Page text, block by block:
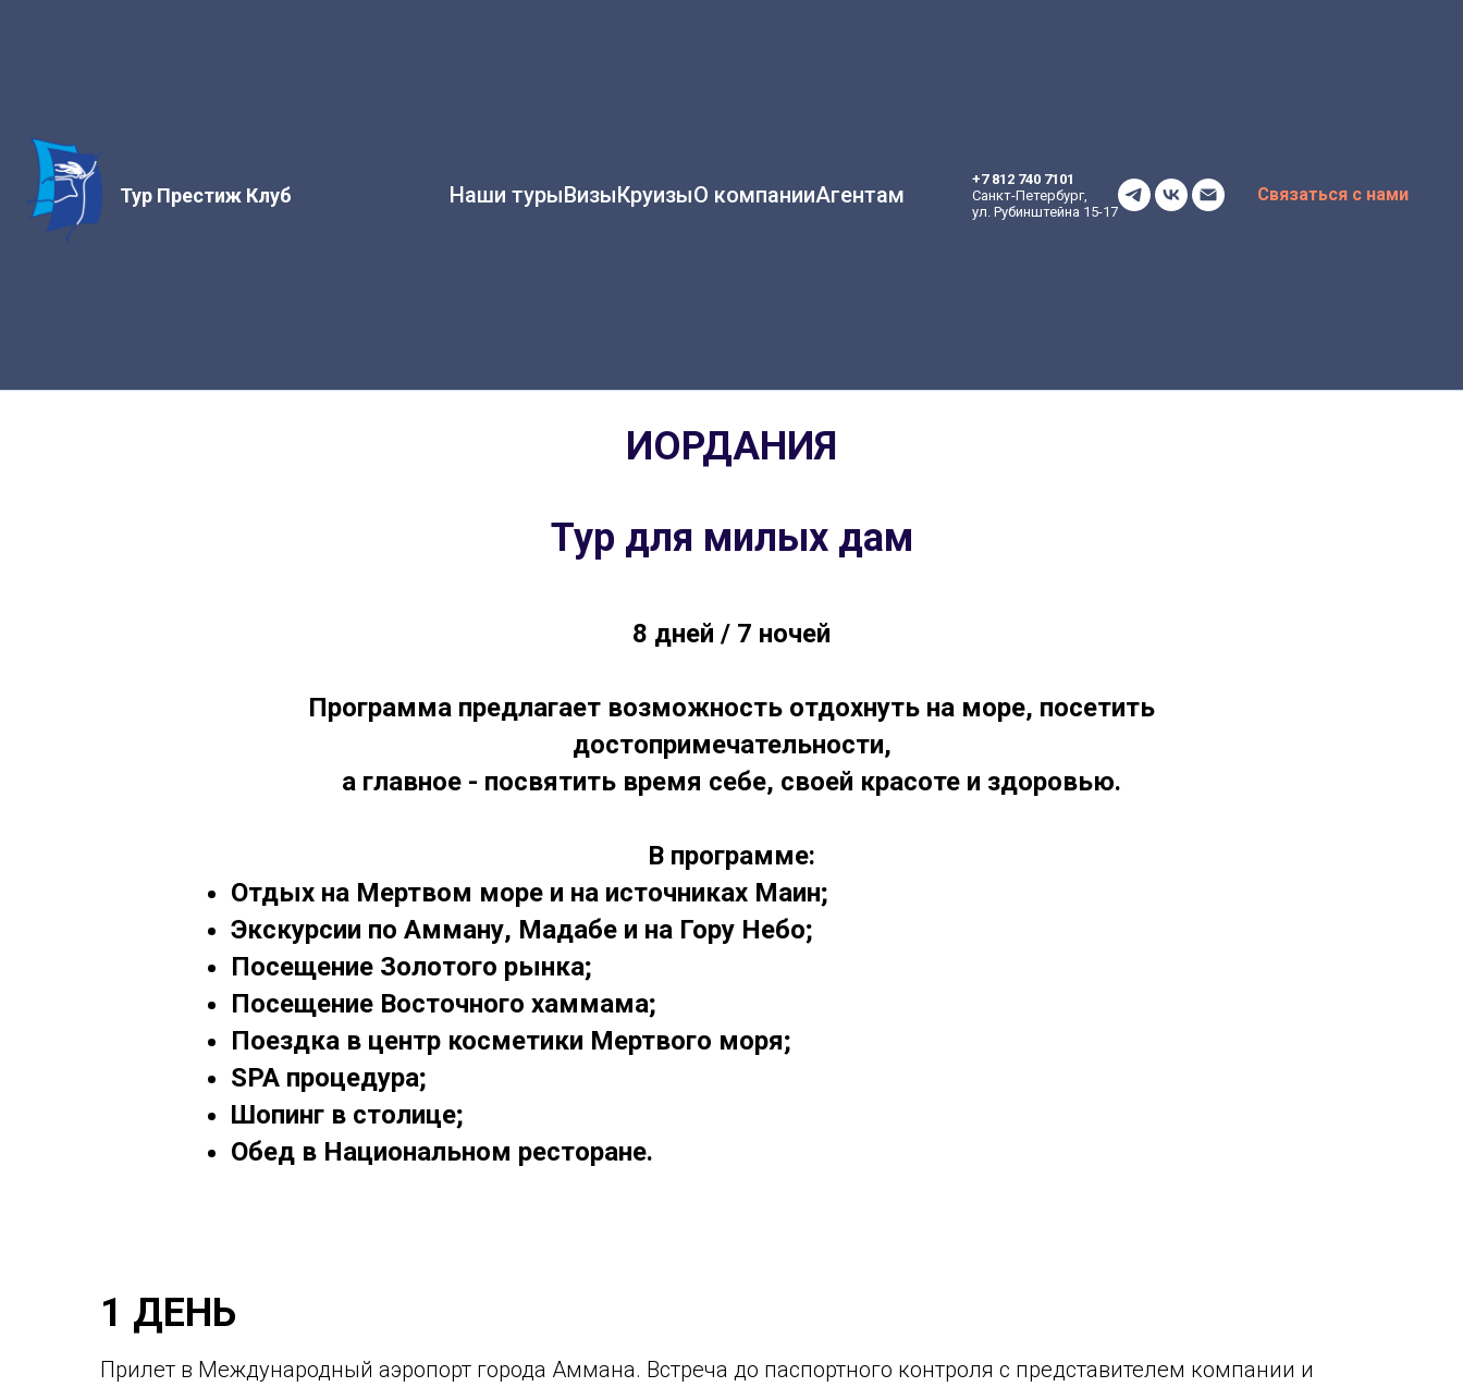
Тур Престиж Клуб Наши турыВизыКруизыО компанииАгентам
+7 812 740 7101
Санкт-Петербург,
ул. Рубинштейна 15-17
Связаться с нами
ИОРДАНИЯ
Тур для милых дам
8 дней / 7 ночей
Программа предлагает возможность отдохнуть на море, посетить
достопримечательности,
а главное - посвятить время себе, своей красоте и здоровью.
В программе:
Отдых на Мертвом море и на источниках Маин;
Экскурсии по Амману, Мадабе и на Гору Небо;
Посещение Золотого рынка;
Посещение Восточного хаммама;
Поездка в центр косметики Мертвого моря;
SPA процедура;
Шопинг в столице;
Обед в Национальном ресторане.
1 ДЕНЬ
Прилет в Международный аэропорт города Аммана. Встреча до паспортного контроля с представителем компании и